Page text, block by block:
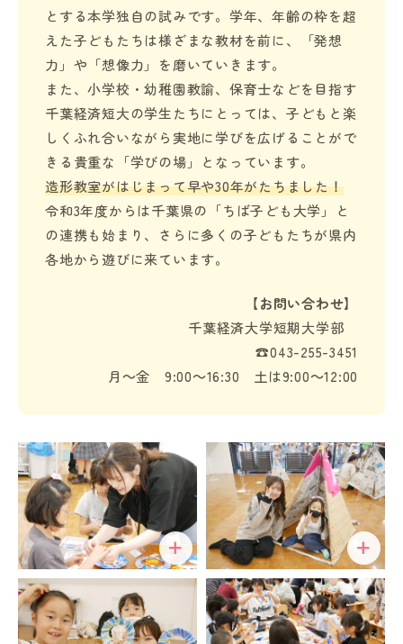
とする本学独自の試みです。学年、年齢の枠を超
えた子どもたちは様ざまな教材を前に、「発想
力」や「想像力」を磨いていきます。
また、小学校・幼稚園教諭、保育士などを目指す
千葉経済短大の学生たちにとっては、子どもと楽
しくふれ合いながら実地に学びを広げることがで
きる貴重な「学びの場」となっています。
造形教室がはじまって早や30年がたちました！
令和3年度からは千葉県の「ちば子ども大学」と
の連携も始まり、さらに多くの子どもたちが県内
各地から遊びに来ています。
【お問い合わせ】
千葉経済大学短期大学部
☎043-255-3451
月～金 9:00～16:30 土は9:00～12:00